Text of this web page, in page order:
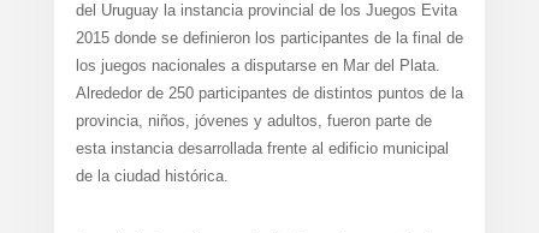
del Uruguay la instancia provincial de los Juegos Evita
2015 donde se definieron los participantes de la final de
los juegos nacionales a disputarse en Mar del Plata.
Alrededor de 250 participantes de distintos puntos de la
provincia, niños, jóvenes y adultos, fueron parte de
esta instancia desarrollada frente al edificio municipal
de la ciudad histórica.